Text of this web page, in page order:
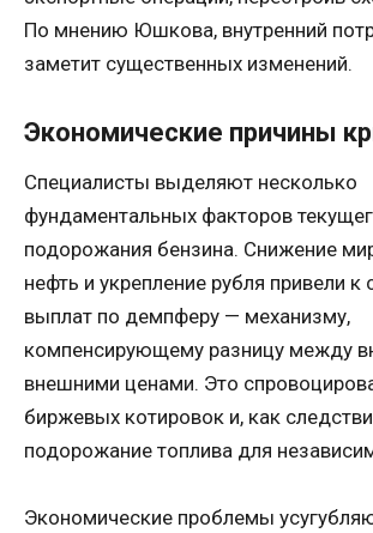
По мнению Юшкова, внутренний
заметит существенных изменений.
Экономические причины
Специалисты выделяют несколько
фундаментальных факторов
подорожания бензина. Снижение
нефть и укрепление рубля привели
выплат по демпферу — механизму,
компенсирующему разницу между
внешними ценами. Это
биржевых котировок и, как
подорожание топлива для
Экономические проблемы